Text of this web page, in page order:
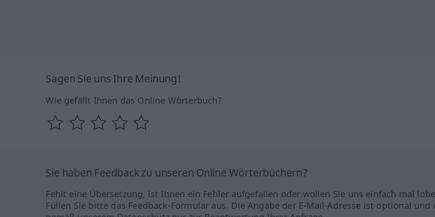
Sagen Sie uns Ihre Meinung!
Wie gefällt Ihnen das Online Wörterbuch?
Sie haben Feedback zu unseren Online Wörterbüchern?
Fehlt eine Übersetzung, ist Ihnen ein Fehler aufgefallen oder wollen Sie uns einfach mal
Füllen Sie bitte das Feedback-Formular aus. Die Angabe der E-Mail-Adresse ist optional und